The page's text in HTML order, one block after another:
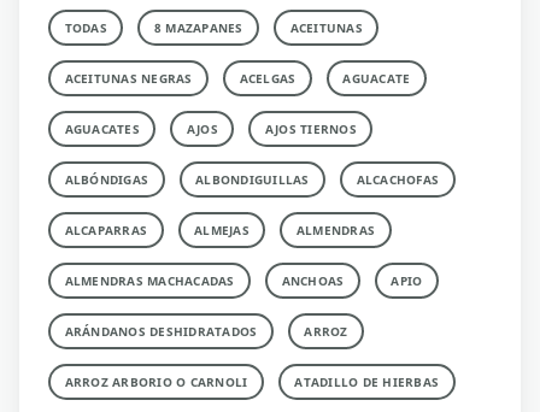
TODAS 8 MAZAPANES ACEITUNAS
ACEITUNAS NEGRAS ACELGAS AGUACATE
AGUACATES AJOS AJOS TIERNOS
ALBÓNDIGAS ALBONDIGUILLAS ALCACHOFAS
ALCAPARRAS ALMEJAS ALMENDRAS
ALMENDRAS MACHACADAS ANCHOAS APIO
ARÁNDANOS DESHIDRATADOS ARROZ
ARROZ ARBORIO O CARNOLI ATADILLO DE HIERBAS